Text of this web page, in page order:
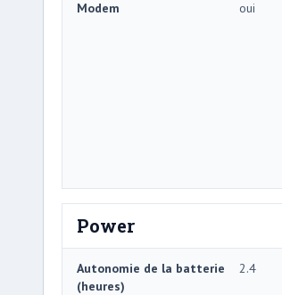
Modem oui
Power
Autonomie de la batterie
(heures)
2.4